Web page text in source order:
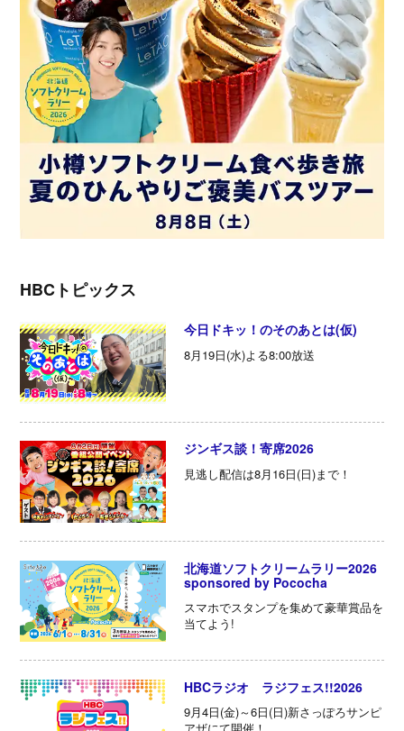
HBCトピックス
今日ドキッ！のそのあとは(仮)
8月19日(水)よる8:00放送
ジンギス談！寄席2026
見逃し配信は8月16日(日)まで！
北海道ソフトクリームラリー2026
sponsored by Pococha
スマホでスタンプを集めて豪華賞品を
当てよう!
HBCラジオ ラジフェス!!2026
9月4日(金)～6日(日)新さっぽろサンピ
アザにて開催！